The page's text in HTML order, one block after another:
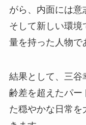
がら、内面には意
そして新しい環境
量を持った人物で
結果として、三谷
齢差を超えたパー
た穏やかな日常を